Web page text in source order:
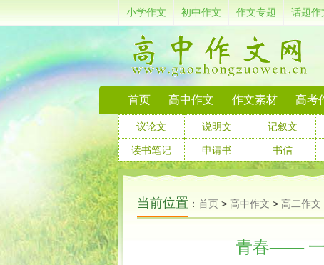
小学作文 初中作文 作文专题 话题作
首页 高中作文 作文素材 高考
议论文 说明文 记叙文
读书笔记 申请书 书信
当前位置 ： 首页 > 高中作文 > 高二作文
青春—— 一